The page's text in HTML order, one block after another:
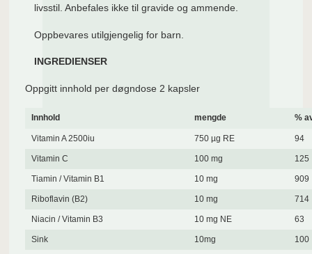
livsstil. Anbefales ikke til gravide og ammende.
Oppbevares utilgjengelig for barn.
INGREDIENSER
Oppgitt innhold per døgndose 2 kapsler
Innhold mengde %
Vitamin A 2500iu 750 µg RE 94
Vitamin C 100 mg 125
Tiamin / Vitamin B1 10 mg 909
Riboflavin (B2) 10 mg 714
Niacin / Vitamin B3 10 mg NE 63
Sink 10mg 100